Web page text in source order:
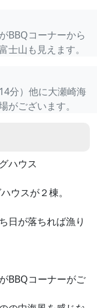
BBQコーナーから
士山も見えます。
分）他に大瀬崎海
ございます。
ハウス
ウスが２棟。
日が落ちれば漁り
BBQコーナーがご